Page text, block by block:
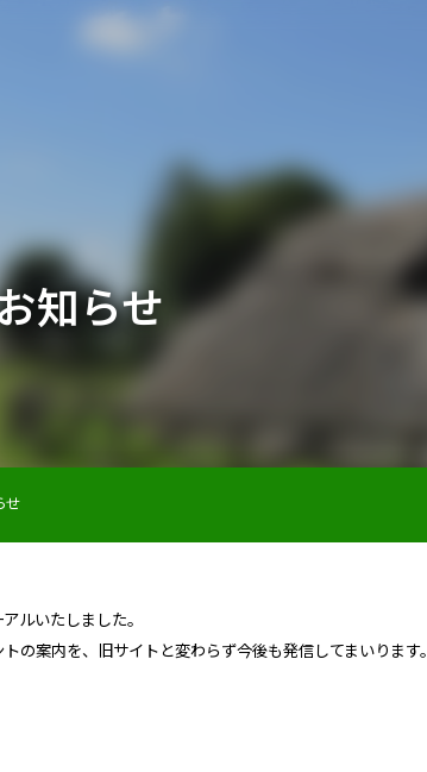
知らせ
せ
ルいたしました。
の案内を、旧サイトと変わらず今後も発信してまいります。